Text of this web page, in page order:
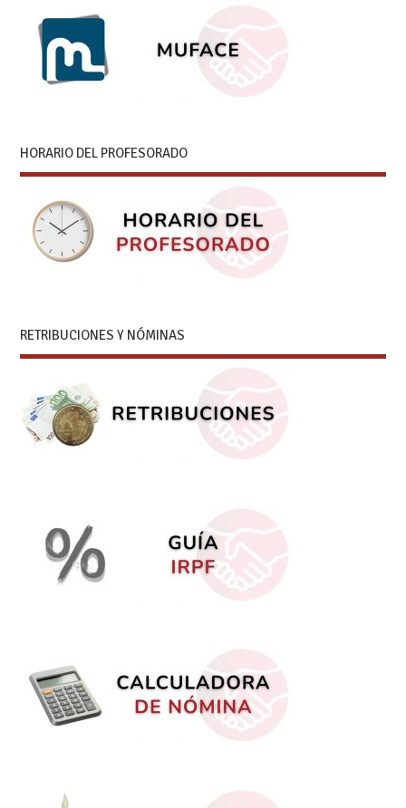
HORARIO DEL PROFESORADO
RETRIBUCIONES Y NÓMINAS